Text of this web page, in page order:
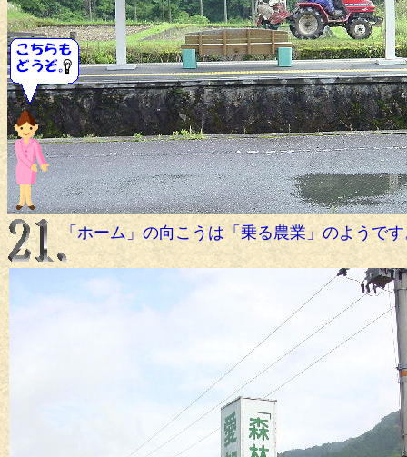
「ホーム」の向こうは「乗る農業」のようで